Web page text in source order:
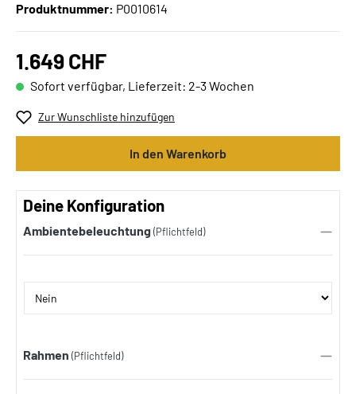
Produktnummer: P0010614
1.649 CHF
Sofort verfügbar, Lieferzeit: 2-3 Wochen
Zur Wunschliste hinzufügen
In den Warenkorb
Deine Konfiguration
Ambientebeleuchtung (Pflichtfeld)
Rahmen (Pflichtfeld)